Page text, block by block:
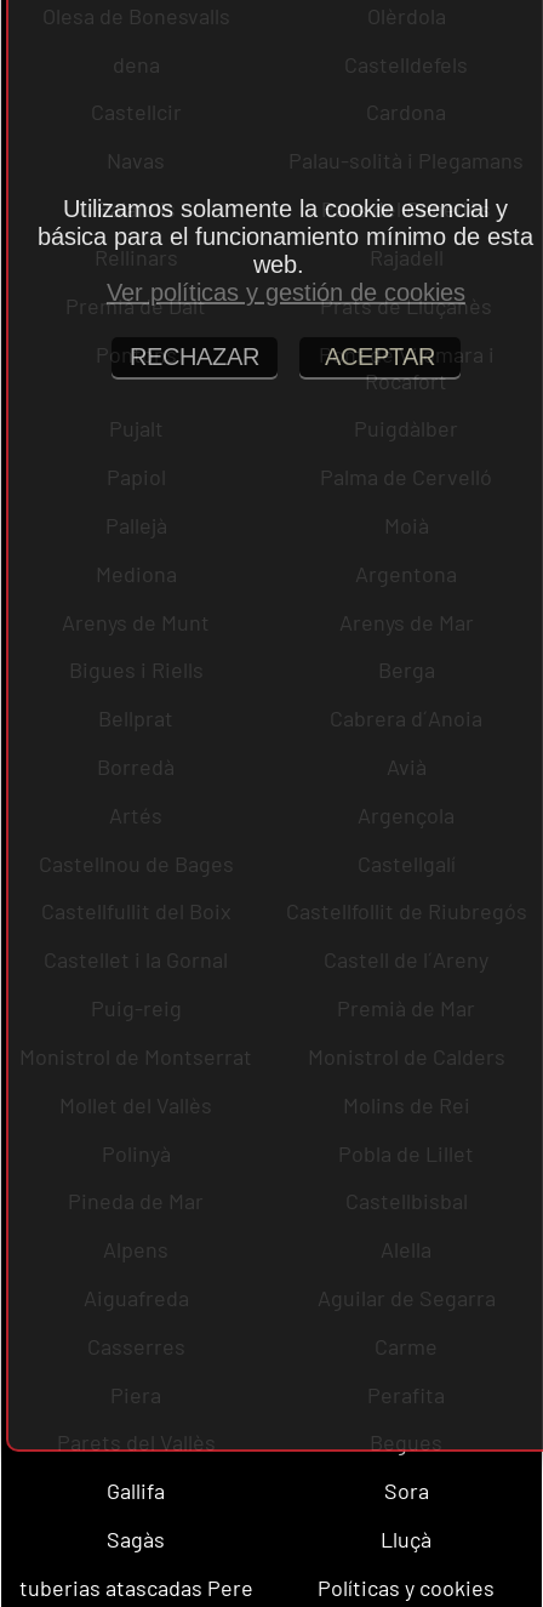
Olesa de Bonesvalls
Olèrdola
dena
Castelldefels
Castellcir
Cardona
Navas
Palau-solità i Plegamans
Palafolls
Pacs del Penedès
Rellinars
Rajadell
Premià de Dalt
Prats de Lluçanès
Pontons
Pont de Vilomara i
Rocafort
Pujalt
Puigdàlber
Papiol
Palma de Cervelló
Pallejà
Moià
Mediona
Argentona
Arenys de Munt
Arenys de Mar
Bigues i Riells
Berga
Bellprat
Cabrera d´Anoia
Borredà
Avià
Artés
Argençola
Castellnou de Bages
Castellgalí
Castellfullit del Boix
Castellfollit de Riubregós
Castellet i la Gornal
Castell de l´Areny
Puig-reig
Premià de Mar
Monistrol de Montserrat
Monistrol de Calders
Mollet del Vallès
Molins de Rei
Polinyà
Pobla de Lillet
Pineda de Mar
Castellbisbal
Alpens
Alella
Aiguafreda
Aguilar de Segarra
Casserres
Carme
Piera
Perafita
Parets del Vallès
Begues
Gallifa
Sora
Sagàs
Lluçà
tuberias atascadas Pere
Políticas y cookies
Utilizamos solamente la cookie esencial y
básica para el funcionamiento mínimo de esta
web.
Ver políticas y gestión de cookies
RECHAZAR ACEPTAR